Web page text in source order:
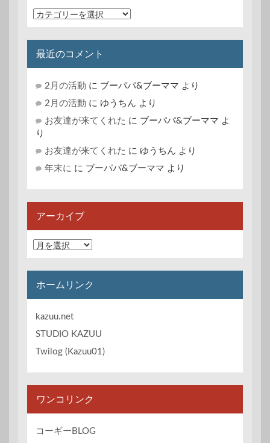
カ
テ
ゴ
リ
最近のコメント
2月の活動 に ブーパパ&ブーママ より
2月の活動 に ゆうちん より
お友達が来てくれた に ブーパパ&ブーママ よ
り
お友達が来てくれた に ゆうちん より
年末に に ブーパパ&ブーママ より
アーカイブ
ア
ー
カ
イ
ホームリンク
kazuu.net
STUDIO KAZUU
Twilog (Kazuu01)
ワンコリンク
コーギーBLOG